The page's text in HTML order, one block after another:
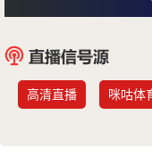
伯明翰军团
高清直播 咪咕体